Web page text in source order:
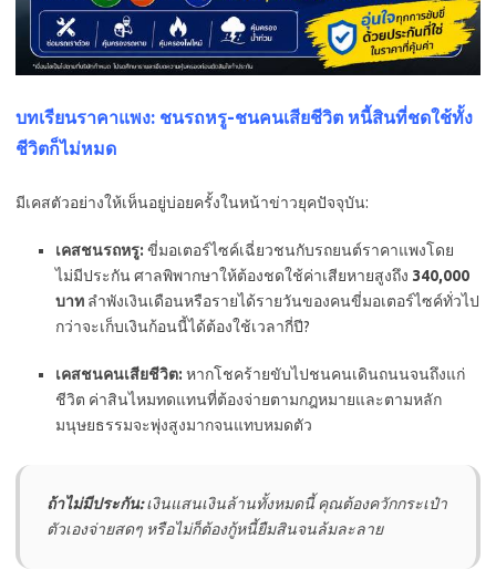
บทเรียนราคาแพง: ชนรถหรู-ชนคนเสียชีวิต หนี้สินที่ชดใช้ทั้ง
ชีวิตก็ไม่หมด
มีเคสตัวอย่างให้เห็นอยู่บ่อยครั้งในหน้าข่าวยุคปัจจุบัน:
เคสชนรถหรู: ขี่มอเตอร์ไซค์เฉี่ยวชนกับรถยนต์ราคาแพงโดย
ไม่มีประกัน ศาลพิพากษาให้ต้องชดใช้ค่าเสียหายสูงถึง 340,000
บาท ลำพังเงินเดือนหรือรายได้รายวันของคนขี่มอเตอร์ไซค์ทั่วไป
กว่าจะเก็บเงินก้อนนี้ได้ต้องใช้เวลากี่ปี?
เคสชนคนเสียชีวิต: หากโชคร้ายขับไปชนคนเดินถนนจนถึงแก่
ชีวิต ค่าสินไหมทดแทนที่ต้องจ่ายตามกฎหมายและตามหลัก
มนุษยธรรมจะพุ่งสูงมากจนแทบหมดตัว
ถ้าไม่มีประกัน:เงินแสนเงินล้านทั้งหมดนี้ คุณต้องควักกระเป๋า
ตัวเองจ่ายสดๆ หรือไม่ก็ต้องกู้หนี้ยืมสินจนล้มละลาย